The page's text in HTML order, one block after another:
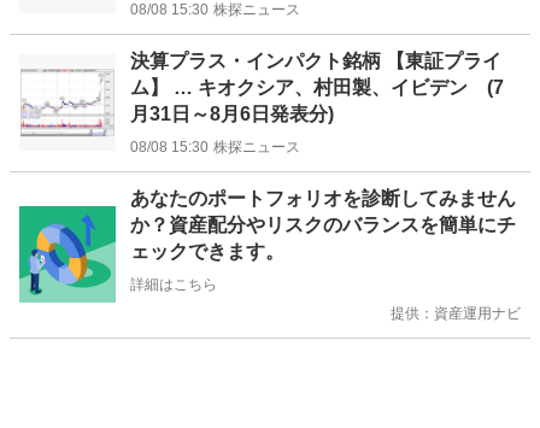
08/08 15:30 株探ニュース
決算プラス・インパクト銘柄 【東証プライ
ム】 … キオクシア、村田製、イビデン (7
月31日～8月6日発表分)
08/08 15:30 株探ニュース
あなたのポートフォリオを診断してみません
か？資産配分やリスクのバランスを簡単にチ
ェックできます。
詳細はこちら
提供：資産運用ナビ